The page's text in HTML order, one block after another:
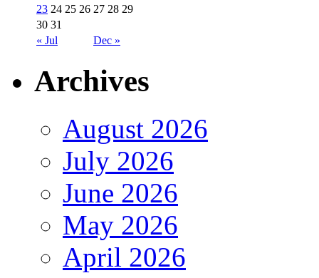
« Jul Dec »
23 24 25 26 27 28 29
30 31
Archives
August 2026
July 2026
June 2026
May 2026
April 2026